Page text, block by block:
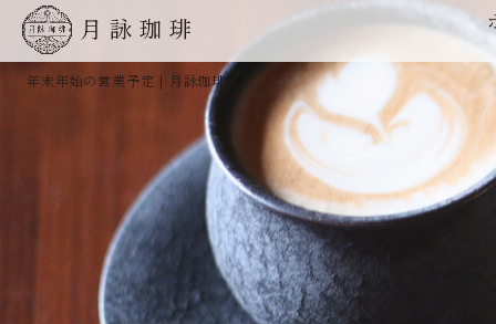
月詠珈琲
年末年始の営業予定 | 月詠珈琲